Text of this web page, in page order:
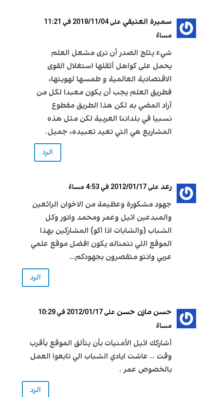
سميرة العتيقي
على 2019/11/04 في 11:21
مساءً
شيء يثلج الصدر أن نرى مشعل العلم
يحمل على كواهل أثقلها استغلال القوى
الاقتصادية العالمية و طمسها لهويتها،
فطريق العلم يجب أن يكون معبدا لكل من
أراد المضي به لكن هذا الطريق مقطوع
نسبيا في بلداننا العربية لكن مثل هذه
المشاريع هي التي تعيد تعبيده، جميل.
الرد
رعد على 2012/01/17 في 4:53 مساءً
جهود مشكورة وعظيمة من الاخوان الرائعين
والمبدعين اثيل وعمر ومحمد وانور وكل
الشباب (والشابات اذا اكو) المشاركين بهذا
الموقع اللي نتمناله يكون افضل موقع علمي
عربي وانتو متقصرون بجهودكم…
الرد
حسن مازن حسن
على 2012/01/17 في 10:29
مساءً
أشاركك اثيل الأمنيات بأن يتألق الموقع بأقرب
وقت .. عاشت ايادي الشباب الي تابعوا العمل
بالخصوص عمر .
الرد